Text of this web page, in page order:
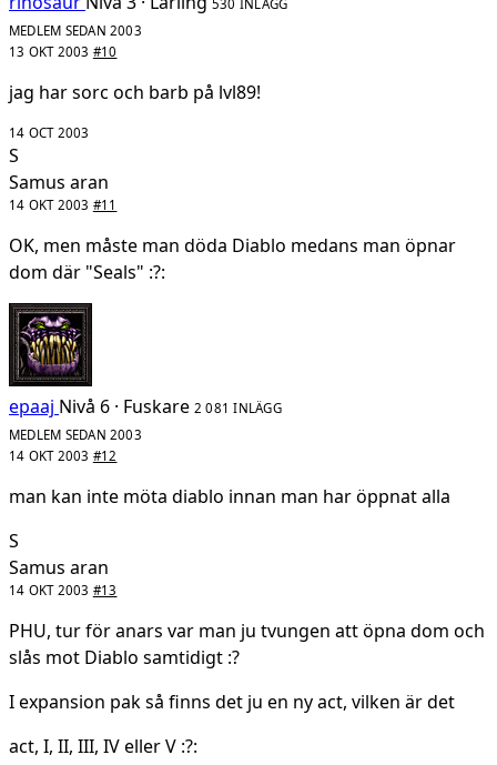
530 INLÄGG
MEDLEM SEDAN 2003
13 OKT 2003 #10
jag har sorc och barb på lvl89!
14 OCT 2003
S
Samus aran
14 OKT 2003 #11
OK, men måste man döda Diablo medans man öpnar
dom där "Seals" :?:
epaaj Nivå 6 · Fuskare 2 081 INLÄGG
MEDLEM SEDAN 2003
14 OKT 2003 #12
man kan inte möta diablo innan man har öppnat alla
S
Samus aran
14 OKT 2003 #13
PHU, tur för anars var man ju tvungen att öpna dom och
slås mot Diablo samtidigt :?
I expansion pak så finns det ju en ny act, vilken är det
act, I, II, III, IV eller V :?: